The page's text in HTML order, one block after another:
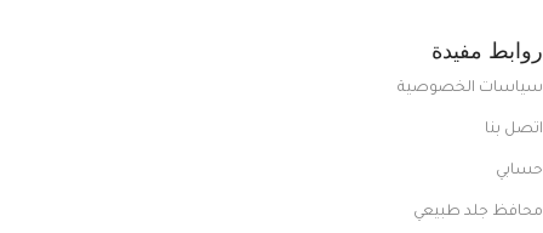
روابط مفيدة
سياسات الخصوصية
اتصل بنا
حسابي
محافظ جلد طبيعي